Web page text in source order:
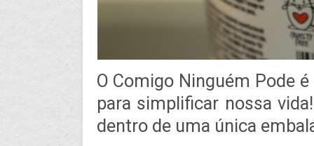
O Comigo Ninguém Pode
para simplificar nossa
dentro de uma única